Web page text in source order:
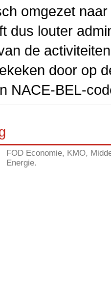
omgezet
dus louter
de
door op
NACE-BEL-
FOD Economie, KMO,
Energie.